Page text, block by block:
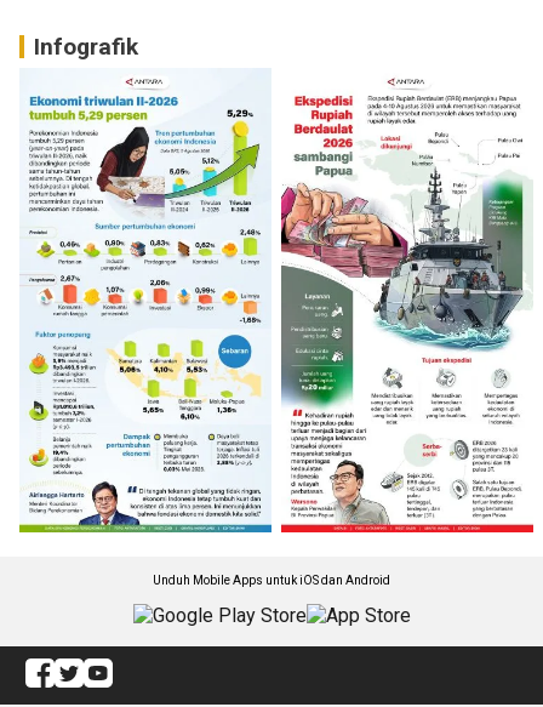
Infografik
Unduh Mobile Apps untuk iOS dan Android